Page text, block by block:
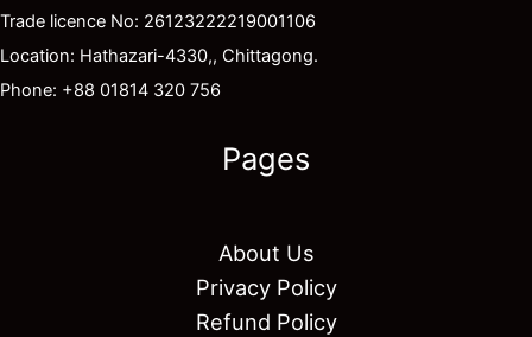
Trade licence No: 26123222219001106
Location: Hathazari-4330,, Chittagong.
Phone: +88 01814 320 756
Pages
About Us
Privacy Policy
Refund Policy